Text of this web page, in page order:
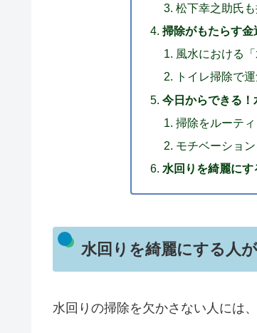
松下幸之助氏
掃除がもたらす
風水における
トイレ掃除で
今日からできる
掃除をルーテ
モチベーショ
水回りを綺麗に
水回りを綺麗にする人
水回りの掃除を欠かさない人には、